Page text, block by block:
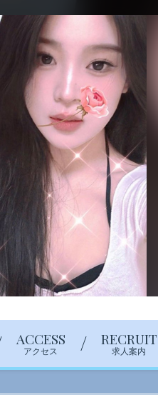
ACCESS
アクセス
RECRUIT
求人案内